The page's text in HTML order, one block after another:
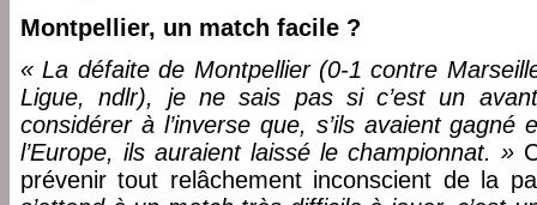
Montpellier, un match facile ?
« La défaite de Montpellier (0-1 contre
Ligue, ndlr), je ne sais pas si c’est un
considérer à l’inverse que, s’ils avaient gagné
l’Europe, ils auraient laissé le championnat. »
prévenir tout relâchement inconscient de la